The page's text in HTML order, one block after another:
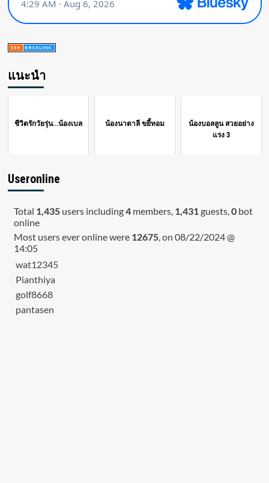
แนะนำ
ชีวิตรักวัยรุ่น...น้องเบล น้องนาตาลี ขยี้ทอม
น้องบอลลูน สวยอย่าง
แรง 3
Useronline
Total 1,435users including4members, 1,431 guests, 0bot
online
Most users ever online were 12675, on 08/22/2024 @
14:05
wat12345
Pianthiya
golf8668
pantasen